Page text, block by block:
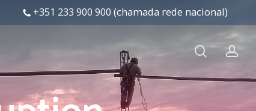
+351 233 900 900 (chamada rede nacional)
search